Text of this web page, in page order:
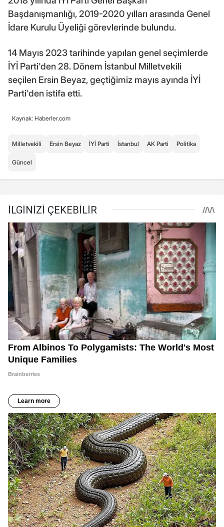
Başdanışmanlığı, 2019-2020 yılları arasında Genel
İdare Kurulu Üyeliği görevlerinde bulundu.
14 Mayıs 2023 tarihinde yapılan genel seçimlerde
İYİ Parti'den 28. Dönem İstanbul Milletvekili
seçilen Ersin Beyaz, geçtiğimiz mayıs ayında İYİ
Parti'den istifa etti.
Kaynak: Haberler.com
Milletvekili Ersin Beyaz İYİ Parti İstanbul AK Parti Politika
Güncel